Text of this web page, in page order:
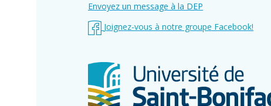
Envoyez un message à la DEP
Joignez-vous à notre groupe Facebook!